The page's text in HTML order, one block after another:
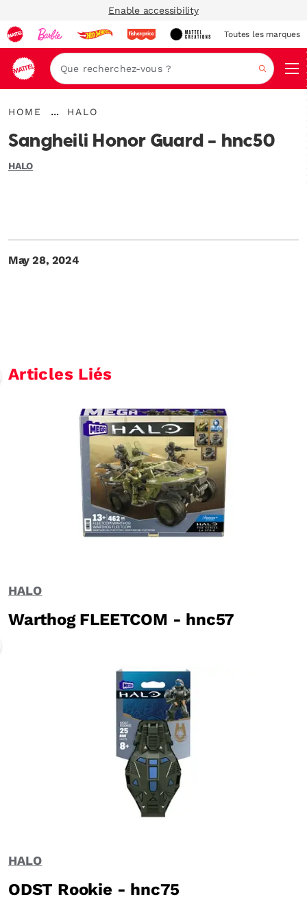
Enable accessibility
Toutes les marques
{"key":"Home","value":"\/"}
HOME
...
le
fil
{"key":"HALO","value":"\/blogs\/mega-
us-
category-
HALO
Sangheili Honor Guard - hnc50
HALO
May 28, 2024
Articles Liés
HALO
Warthog FLEETCOM - hnc57
HALO
ODST Rookie - hnc75